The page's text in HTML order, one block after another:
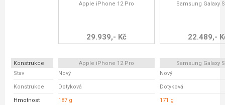
Apple iPhone 12 Pro
29.939,- Kč
Samsung Galaxy
22.489,-
Konstrukce Apple iPhone 12 Pro
Samsung Galaxy
Stav
Nový Nový
Konstrukce Dotyková Dotyková
Hmotnost 187 g 171 g